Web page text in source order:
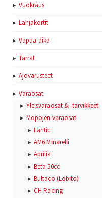
Vuokraus
Lahjakortit
Vapaa-aika
Tarrat
Ajovarusteet
Varaosat
Yleisvaraosat & -tarvikkeet
Mopojen varaosat
Fantic
AM6 Minarelli
Aprilia
Beta 50cc
Bultaco (Lobito)
CH Racing